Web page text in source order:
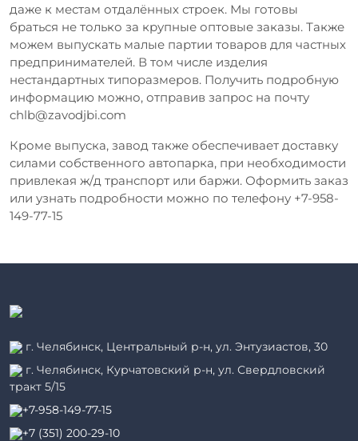
даже к местам отдалённых строек. Мы готовы
браться не только за крупные оптовые заказы. Также
можем выпускать малые партии товаров для частных
предпринимателей. В том числе изделия
нестандартных типоразмеров. Получить подробную
информацию можно, отправив запрос на почту
chlb@zavodjbi.com
Кроме выпуска, завод также обеспечивает доставку
силами собственного автопарка, при необходимости
привлекая ж/д транспорт или баржи. Оформить заказ
или узнать подробности можно по телефону +7-958-
149-77-15
г. Челябинск, Центральный р-н, ул. Энтузиастов, 30
г. Челябинск, Курчатовский р-н, ул. Свердловский
тракт 5/15
+7-958-149-77-15
+7 (351) 200-29-10